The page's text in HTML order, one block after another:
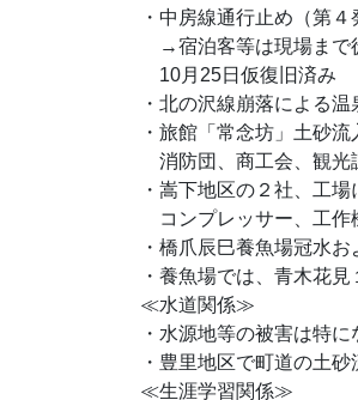
・中房線通行止め（第
→宿泊客等は現場まで
10月25日仮復旧済み
・北の沢線崩落による
・旅館「常念坊」土砂
消防団、商工会、観光
・嵩下地区の２社、工場
コンプレッサー、工作
・橋爪辰巳養魚場冠水
・養魚場では、青木花
≪水道関係≫
・水源地等の被害は特に
・豊里地区で町道の土
≪生涯学習関係≫